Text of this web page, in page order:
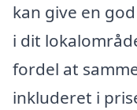
kan give en
i dit
fordel at
inkluderet i